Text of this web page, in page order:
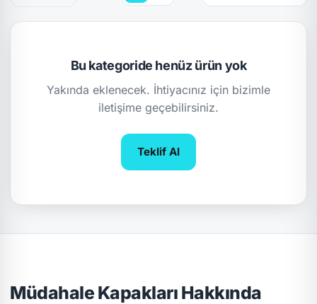
Bu kategoride henüz ürün yok
Yakında eklenecek. İhtiyacınız için bizimle
iletişime geçebilirsiniz.
Teklif Al
Müdahale Kapakları Hakkında